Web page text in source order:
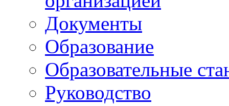
Документы
Образование
Образовательные
Руководство